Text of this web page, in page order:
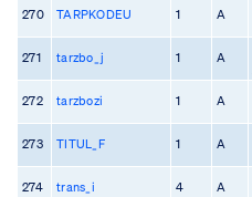
270 TARPKODEU 1 A
271 tarzbo_j 1 A
272 tarzbozi 1 A
273 TITUL_F 1 A
274 trans_i 4 A